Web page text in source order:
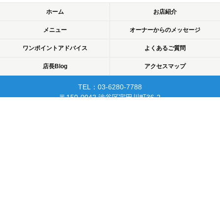
ホーム お店紹介
メニュー オーナーからのメッセージ
ワンポイントアドバイス よくあるご質問
店長Blog アクセスマップ
TEL：03-6280-7788
〒150-0042 渋谷区宇田川町36-2